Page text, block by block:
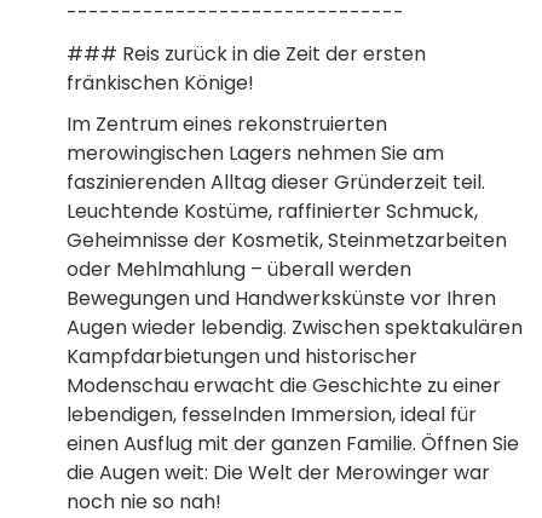
-------------------------------
### Reis zurück in die Zeit der ersten
fränkischen Könige!
Im Zentrum eines rekonstruierten
merowingischen Lagers nehmen Sie am
faszinierenden Alltag dieser Gründerzeit teil.
Leuchtende Kostüme, raffinierter Schmuck,
Geheimnisse der Kosmetik, Steinmetzarbeiten
oder Mehlmahlung – überall werden
Bewegungen und Handwerkskünste vor Ihren
Augen wieder lebendig. Zwischen spektakulären
Kampfdarbietungen und historischer
Modenschau erwacht die Geschichte zu einer
lebendigen, fesselnden Immersion, ideal für
einen Ausflug mit der ganzen Familie. Öffnen Sie
die Augen weit: Die Welt der Merowinger war
noch nie so nah!